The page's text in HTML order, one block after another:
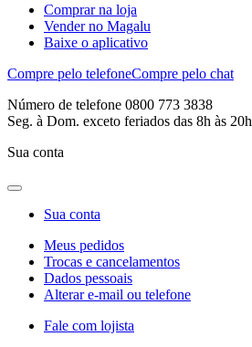
Comprar na loja
Vender no Magalu
Baixe o aplicativo
Compre pelo telefoneCompre pelo chat
Número de telefone 0800 773 3838
Seg. à Dom. exceto feriados das 8h às 20h
Sua conta
Sua conta
Meus pedidos
Trocas e cancelamentos
Dados pessoais
Alterar e-mail ou telefone
Fale com lojista